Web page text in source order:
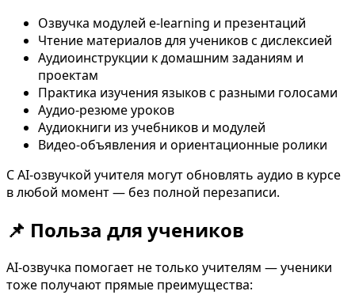
Озвучка модулей e-learning и презентаций
Чтение материалов для учеников с дислексией
Аудиоинструкции к домашним заданиям и
проектам
Практика изучения языков с разными голосами
Аудио-резюме уроков
Аудиокниги из учебников и модулей
Видео-объявления и ориентационные ролики
С AI-озвучкой учителя могут обновлять аудио в курсе
в любой момент — без полной перезаписи.
📌 Польза для учеников
AI-озвучка помогает не только учителям — ученики
тоже получают прямые преимущества: